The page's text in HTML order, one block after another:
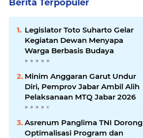
Berita Terpopuler
Legislator Toto Suharto Gelar
Kegiatan Dewan Menyapa
Warga Berbasis Budaya
Minim Anggaran Garut Undur
Diri, Pemprov Jabar Ambil Alih
Pelaksanaan MTQ Jabar 2026
Asrenum Panglima TNI Dorong
Optimalisasi Program dan